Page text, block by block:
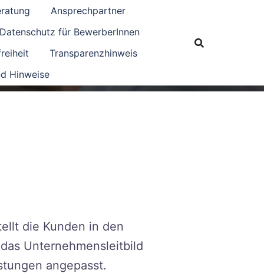
Ansprechpartner
Datenschutz für BewerberInnen
Transparenzhinweis
Hinweise
die Kunden in den
Unternehmensleitbild
angepasst.